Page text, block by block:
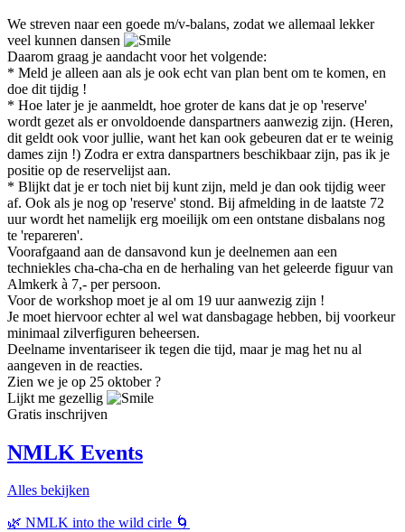
We streven naar een goede m/v-balans, zodat we allemaal lekker
veel kunnen dansen
Daarom graag je aandacht voor het volgende:
* Meld je alleen aan als je ook echt van plan bent om te komen, en
doe dit tijdig !
* Hoe later je je aanmeldt, hoe groter de kans dat je op 'reserve'
wordt gezet als er onvoldoende danspartners aanwezig zijn. (Heren,
dit geldt ook voor jullie, want het kan ook gebeuren dat er te weinig
dames zijn !) Zodra er extra danspartners beschikbaar zijn, pas ik je
positie op de reservelijst aan.
* Blijkt dat je er toch niet bij kunt zijn, meld je dan ook tijdig weer
af. Ook als je nog op 'reserve' stond. Bij afmelding in de laatste 72
uur wordt het namelijk erg moeilijk om een ontstane disbalans nog
te 'repareren'.
Voorafgaand aan de dansavond kun je deelnemen aan een
techniekles cha-cha-cha en de herhaling van het geleerde figuur van
Almkerk à 7,- per persoon.
Voor de workshop moet je al om 19 uur aanwezig zijn !
Je moet hiervoor echter al wel wat dansbagage hebben, bij voorkeur
minimaal zilverfiguren beheersen.
Deelname inventariseer ik tegen die tijd, maar je mag het nu al
aangeven in de reacties.
Zien we je op 25 oktober ?
Lijkt me gezellig
Gratis inschrijven
NMLK Events
Alles bekijken
🌿 NMLK into the wild cirle 🌀